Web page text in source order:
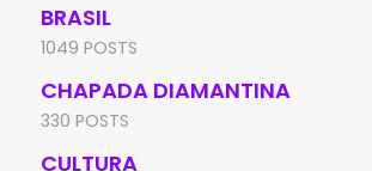
BRASIL
1049 POSTS
CHAPADA DIAMANTINA
330 POSTS
CULTURA